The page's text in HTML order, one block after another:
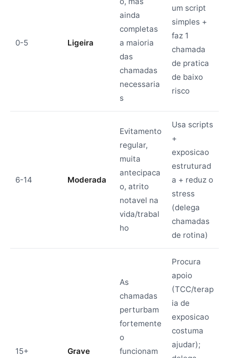
0-5 Ligeira
ainda
completas
a maioria
das
chamadas
necessaria
s
um script
simples +
faz 1
chamada
de pratica
de baixo
risco
6-14 Moderada
Evitamento
regular,
muita
antecipaca
o, atrito
notavel na
vida/trabal
ho
Usa scripts
+
exposicao
estruturad
a + reduz o
stress
(delega
chamadas
de rotina)
15+ Grave
As
chamadas
perturbam
fortemente
o
funcionam
Procura
apoio
(TCC/terap
ia de
exposicao
costuma
ajudar);